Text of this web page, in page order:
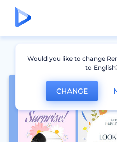
Would you like to change
to
CHANGE